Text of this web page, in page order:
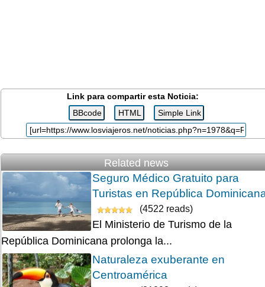
Link para compartir esta Noticia:
Related news
Seguro Médico Gratuito para
Turistas en República
(4522 reads)
El Ministerio de Turismo de la
República Dominicana prolonga la...
Naturaleza exuberante en
Centroamérica